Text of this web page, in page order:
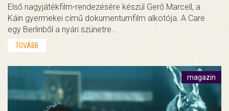
Első nagyjátékfilm-rendezésére készül Gerő Marcell, a
Káin gyermekei című dokumentumfilm alkotója. A Care
egy Berlinből a nyári szünetre…
TOVÁBB
magazin